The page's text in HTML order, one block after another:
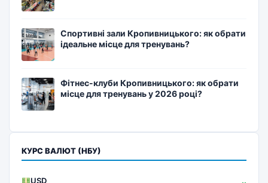
Спортивні зали Кропивницького: як обрати
ідеальне місце для тренувань?
Фітнес-клуби Кропивницького: як обрати
місце для тренувань у 2026 році?
КУРС ВАЛЮТ (НБУ)
USD ..